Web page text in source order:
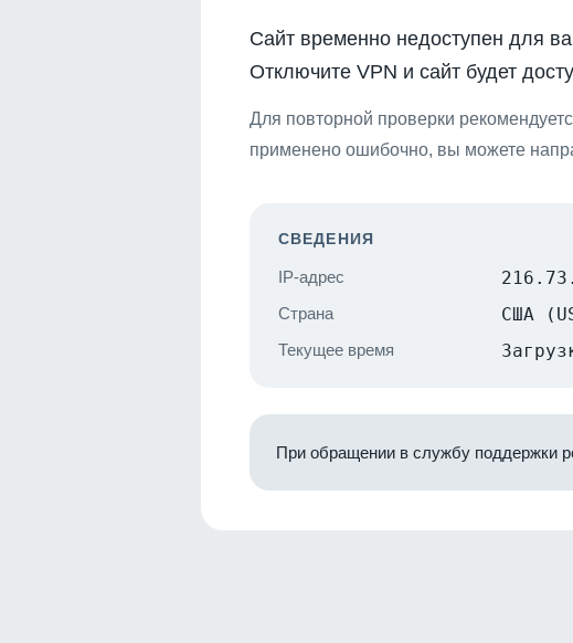
Сайт временно недоступен для
Отключите VPN и сайт будет
Для повторной проверки
применено ошибочно, вы можете
СВЕДЕНИЯ
IP-адрес
Страна США
Текущее время
При обращении в службу поддержки